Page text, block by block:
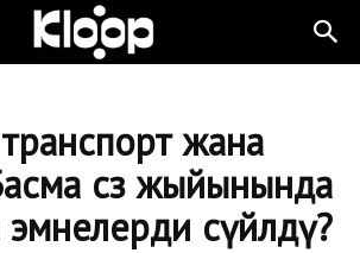
жана
сөз жыйынында
сүйлөдү?